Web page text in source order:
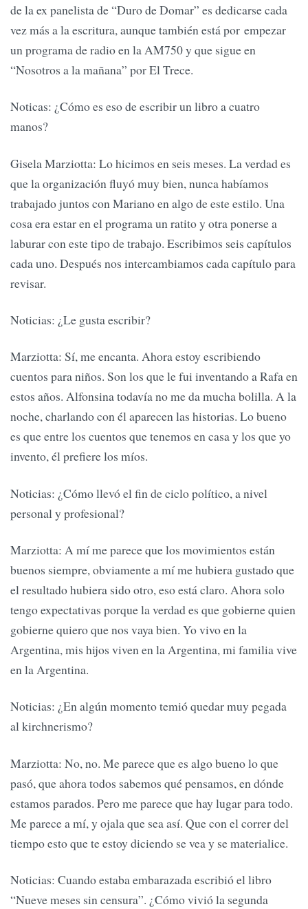
de la ex panelista de “Duro de Domar” es dedicarse cada
vez más a la escritura, aunque también está por empezar
un programa de radio en la AM750 y que sigue en
“Nosotros a la mañana” por El Trece.
Noticas: ¿Cómo es eso de escribir un libro a cuatro
manos?
Gisela Marziotta: Lo hicimos en seis meses. La verdad es
que la organización fluyó muy bien, nunca habíamos
trabajado juntos con Mariano en algo de este estilo. Una
cosa era estar en el programa un ratito y otra ponerse a
laburar con este tipo de trabajo. Escribimos seis capítulos
cada uno. Después nos intercambiamos cada capítulo para
revisar.
Noticias: ¿Le gusta escribir?
Marziotta: Sí, me encanta. Ahora estoy escribiendo
cuentos para niños. Son los que le fui inventando a Rafa en
estos años. Alfonsina todavía no me da mucha bolilla. A la
noche, charlando con él aparecen las historias. Lo bueno
es que entre los cuentos que tenemos en casa y los que yo
invento, él prefiere los míos.
Noticias: ¿Cómo llevó el fin de ciclo político, a nivel
personal y profesional?
Marziotta: A mí me parece que los movimientos están
buenos siempre, obviamente a mí me hubiera gustado que
el resultado hubiera sido otro, eso está claro. Ahora solo
tengo expectativas porque la verdad es que gobierne quien
gobierne quiero que nos vaya bien. Yo vivo en la
Argentina, mis hijos viven en la Argentina, mi familia vive
en la Argentina.
Noticias: ¿En algún momento temió quedar muy pegada
al kirchnerismo?
Marziotta: No, no. Me parece que es algo bueno lo que
pasó, que ahora todos sabemos qué pensamos, en dónde
estamos parados. Pero me parece que hay lugar para todo.
Me parece a mí, y ojala que sea así. Que con el correr del
tiempo esto que te estoy diciendo se vea y se materialice.
Noticias: Cuando estaba embarazada escribió el libro
“Nueve meses sin censura”. ¿Cómo vivió la segunda